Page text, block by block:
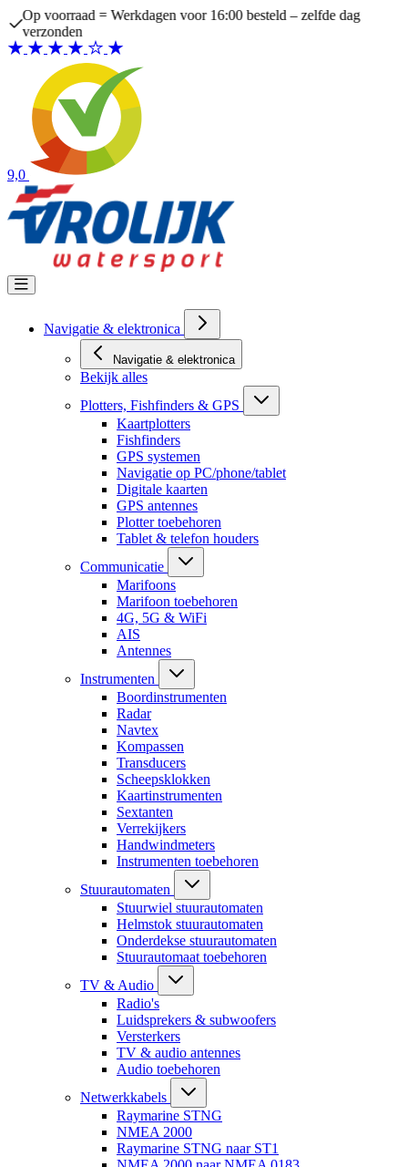
Ga naar de inhoud
Op voorraad = Werkdagen voor 16:00 besteld – zelfde dag
verzonden
9,0
Navigatie & elektronica
Navigatie & elektronica
Bekijk alles
Plotters, Fishfinders & GPS
Kaartplotters
Fishfinders
GPS systemen
Navigatie op PC/phone/tablet
Digitale kaarten
GPS antennes
Plotter toebehoren
Tablet & telefon houders
Communicatie
Marifoons
Marifoon toebehoren
4G, 5G & WiFi
AIS
Antennes
Instrumenten
Boordinstrumenten
Radar
Navtex
Kompassen
Transducers
Scheepsklokken
Kaartinstrumenten
Sextanten
Verrekijkers
Handwindmeters
Instrumenten toebehoren
Stuurautomaten
Stuurwiel stuurautomaten
Helmstok stuurautomaten
Onderdekse stuurautomaten
Stuurautomaat toebehoren
TV & Audio
Radio's
Luidsprekers & subwoofers
Versterkers
TV & audio antennes
Audio toebehoren
Netwerkkabels
Raymarine STNG
NMEA 2000
Raymarine STNG naar ST1